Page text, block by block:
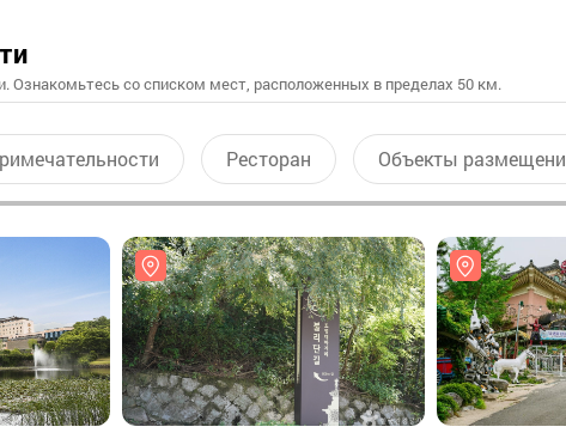
Ознакомьтесь со списком мест, расположенных в пределах 50 км.
Ресторан Объекты